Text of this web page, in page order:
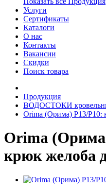
Услуги
Сертификаты
Каталоги
О нас
Контакты
Вакансии
Скидки
Поиск товара
Продукция
ВОДОСТОКИ
Orima (Орима) P13/
Orima
крюк желоба